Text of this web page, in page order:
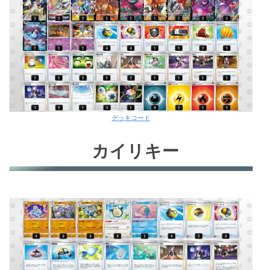
こくばバドレックスV
フーパファイヤー
ダークライV
アヤシシV+ピッピ
デッキコード
カイリキー